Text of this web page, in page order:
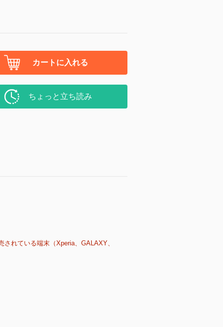
カートに入れる
ちょっと立ち読み
れている端末（Xperia、GALAXY、